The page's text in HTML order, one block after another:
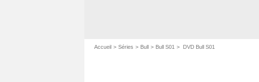
Accueil Séries Bull Bull S01 DVD Bull S01